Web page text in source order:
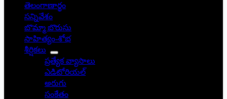
తెలంగాణార్థం
సన్నివేశం
బొమ్మా బొరుసు
సాహిత్యం-శోభ
శీర్షికలు
ప్రత్యేక వ్యాసాలు
ఎడిటోరియల్
అరుగు
సంకేతం